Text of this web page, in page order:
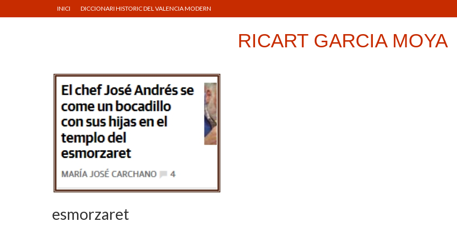
INICI DICCIONARI HISTORIC DEL VALENCIA MODERN
RICART GARCIA MOYA
esmorzaret